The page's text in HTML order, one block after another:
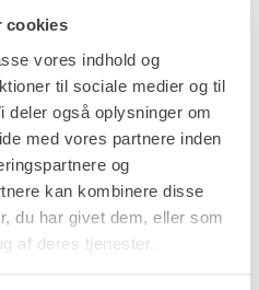
cookies
vores indhold og
til sociale medier og til
også oplysninger om
med vores partnere inden
og
kan kombinere disse
du har givet dem, eller som
af deres tjenester.